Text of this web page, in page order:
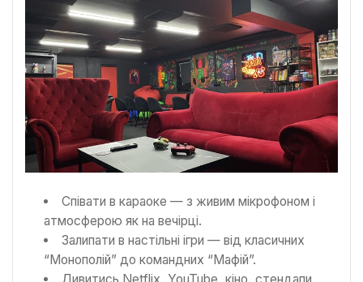
Співати в караоке — з живим мікрофоном і
атмосферою як на вечірці.
Залипати в настільні ігри — від класичних
“Монополій” до командних “Мафій”.